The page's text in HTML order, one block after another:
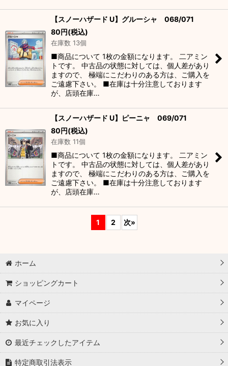
【スノーハザード U】グルーシャ 068/071
80円(税込)
在庫数 13個
■商品について 1枚の金額になります。 二アミン
トです。 中古品の状態に対しては、個人差があり
ますので、 極端にこだわりのある方は、ご購入を
ご遠慮下さい。 ■在庫は十分注意しております
が、店頭在庫…
【スノーハザード U】ピーニャ 069/071
80円(税込)
在庫数 11個
■商品について 1枚の金額になります。 二アミン
トです。 中古品の状態に対しては、個人差があり
ますので、 極端にこだわりのある方は、ご購入を
ご遠慮下さい。 ■在庫は十分注意しております
が、店頭在庫…
1 2 次»
ホーム
ショッピングカート
マイページ
お気に入り
最近チェックしたアイテム
特定商取引法表示